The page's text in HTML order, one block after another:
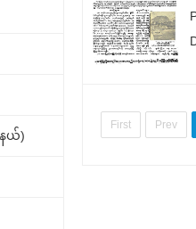
နယ်)
First Prev